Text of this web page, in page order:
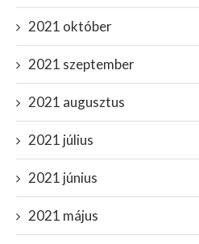
2021 október
2021 szeptember
2021 augusztus
2021 július
2021 június
2021 május